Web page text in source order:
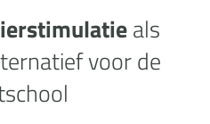
als
voor de